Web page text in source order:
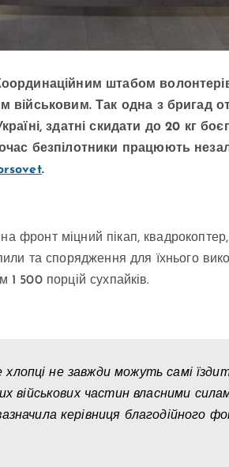
штабом
військовим. Так одна з бригад
здатні скидати до 20 кг
безпілотники працюють
.
фронт міцний пікап,
та спорядження для їхнього
500 порцій сухпайків.
хлопці не завжди можуть самі
військових частин власними
керівниця благодійного